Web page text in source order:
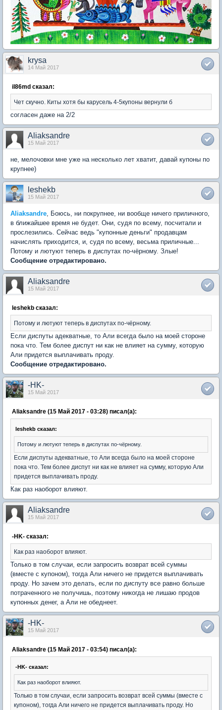
krysa
14 Май 2017
il86md сказал:
Чет скучно. Киты хотя бы карусель 4-5купоны вернули б
согласен даже на 2/2
Aliaksandre
15 Май 2017
не, мелочовки мне уже на несколько лет хватит, давай купоны по
крупнее)
leshekb
15 Май 2017
Aliaksandre , Боюсь, ни покрупнее, ни вообще ничего приличного,
в ближайшее время не будет. Они, судя по всему, посчитали и
прослезились. Сейчас ведь "купонные деньги" продавцам
начислять приходится, и, судя по всему, весьма приличные...
Потому и лютуют теперь в диспутах по-чёрному. Злые!
Сообщение отредактировано.
Aliaksandre
15 Май 2017
leshekb сказал:
Потому и лютуют теперь в диспутах по-чёрному.
Если диспуты адекватные, то Али всегда было на моей стороне
пока что. Тем более диспут ни как не влияет на сумму, которую
Али придется выплачивать проду.
Сообщение отредактировано.
-HK-
15 Май 2017
Aliaksandre (15 Май 2017 - 03:28) писал(а):
leshekb сказал:
Потому и лютуют теперь в диспутах по-чёрному.
Если диспуты адекватные, то Али всегда было на моей стороне
пока что. Тем более диспут ни как не влияет на сумму, которую Али
придется выплачивать проду.
Как раз наоборот влияют.
Aliaksandre
15 Май 2017
-HK- сказал:
Как раз наоборот влияют.
Только в том случаи, если запросить возврат всей суммы
(вместе с купоном), тогда Али ничего не придется выплачивать
проду. Но зачем это делать, если по диспуту все равно больше
потраченного не получишь, поэтому никогда не лишаю продов
купонных денег, а Али не обеднеет.
-HK-
15 Май 2017
Aliaksandre (15 Май 2017 - 03:54) писал(а):
-HK- сказал:
Как раз наоборот влияют.
Только в том случаи, если запросить возврат всей суммы (вместе с
купоном), тогда Али ничего не придется выплачивать проду. Но